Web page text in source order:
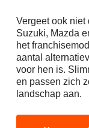
Vergeet ook niet
Suzuki, Mazda
het
aantal
voor hen is.
en passen zich
landschap aan.